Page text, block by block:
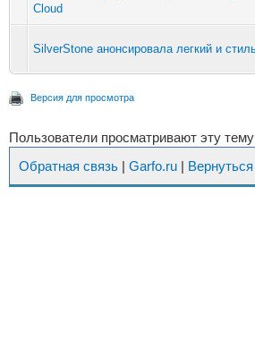
Cloud
SilverStone анонсировала легкий и
Версия для просмотра
Пользователи просматривают эту
Обратная связь | Garfo.ru |